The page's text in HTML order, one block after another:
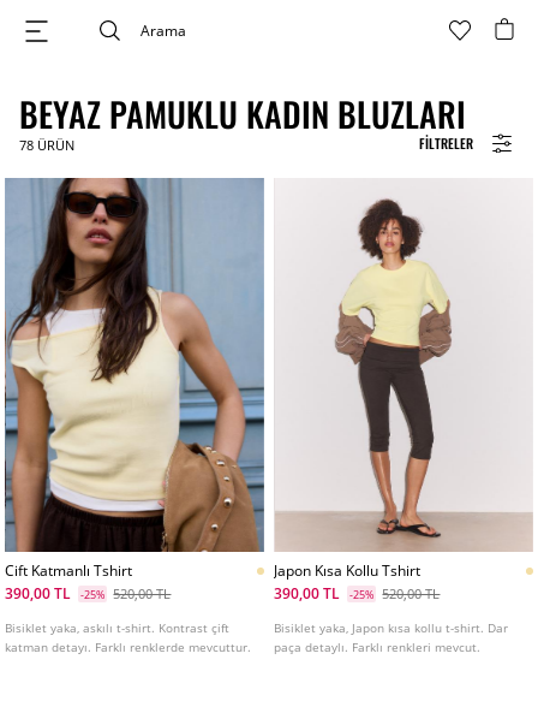
FILTRELER
BEYAZ PAMUKLU KADIN BLUZLARI
78 ÜRÜN
Cift Katmanlı Tshirt
390,00 TL
-25% 520,00 TL
Bisiklet yaka, askılı t-shirt. Kontrast çift
katman detayı. Farklı renklerde mevcuttur.
Japon Kısa Kollu Tshirt
390,00 TL
-25% 520,00 TL
Bisiklet yaka, Japon kısa kollu t-shirt. Dar
paça detaylı. Farklı renkleri mevcut.